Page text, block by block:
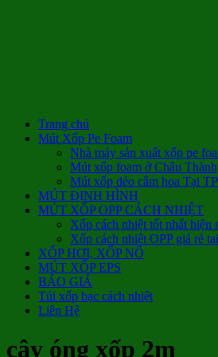
Trang chủ
Mút Xốp Pe Foam
Nhà máy sản xuất xốp pe
Mút xốp foam ở Châu
Mút xốp dẻo cắm hoa Tại
MÚT ĐỊNH HÌNH
MÚT XỐP OPP CÁCH NHIỆT
Xốp cách nhiệt tốt nhất
Xốp cách nhiệt OPP giá rẻ
XỐP HƠI, XỐP NỔ
MÚT XỐP EPS
BÁO GIÁ
Túi xốp bạc cách nhiệt
Liên Hệ
cây óng xốp 2m